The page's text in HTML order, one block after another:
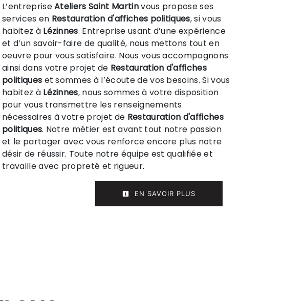
L’entrepriseAteliers Saint Martinvous propose ses
services en Restauration d'affiches politiques, si vous
habitez à Lézinnes. Entreprise usant d’une expérience
et d’un savoir-faire de qualité, nous mettons tout en
oeuvre pour vous satisfaire. Nous vous accompagnons
ainsi dans votre projet de Restauration d'affiches
politiques et sommes à l’écoute de vos besoins. Si vous
habitez à Lézinnes, nous sommes à votre disposition
pour vous transmettre les renseignements
nécessaires à votre projet de Restauration d'affiches
politiques. Notre métier est avant tout notre passion
et le partager avec vous renforce encore plus notre
désir de réussir. Toute notre équipe est qualifiée et
travaille avec propreté et rigueur.
EN SAVOIR PLUS